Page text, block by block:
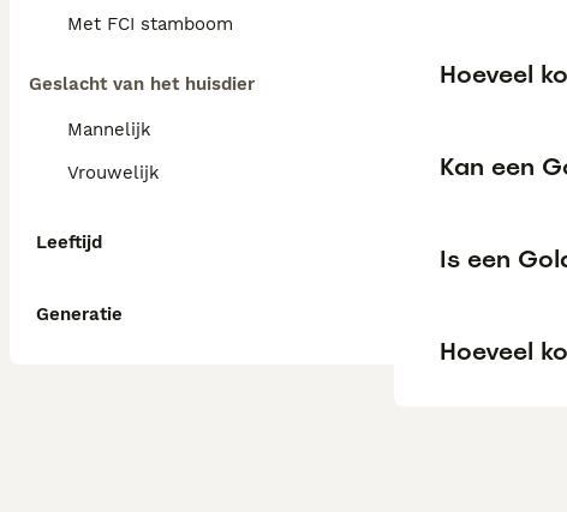
Met FCI stamboom
Geslacht van het huisdier
Mannelijk
Vrouwelijk
Leeftijd
Generatie
Hoeveel
Kan een
Is een
Hoeveel